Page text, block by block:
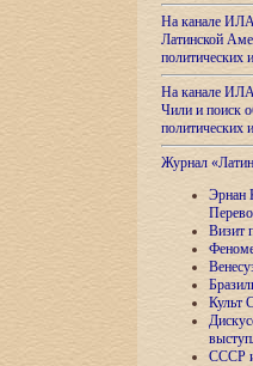
На канале
Латинской
На канале
Чили и поиск
Журнал
Эрнан
Визит
Культ
СССР и